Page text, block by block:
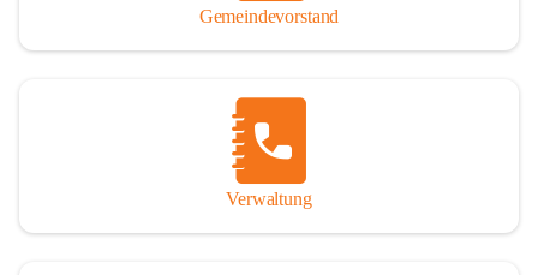
Gemeindevorstand
Verwaltung